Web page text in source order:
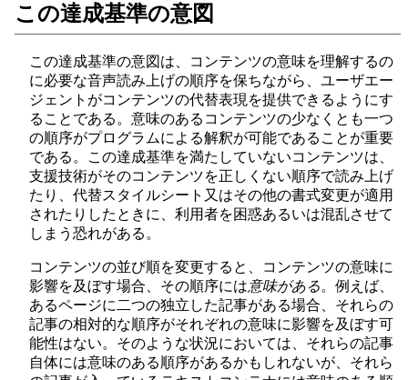
この達成基準の意図
この達成基準の意図は、コンテンツの意味を理解するの
に必要な音声読み上げの順序を保ちながら、ユーザエー
ジェントがコンテンツの代替表現を提供できるようにす
ることである。意味のあるコンテンツの少なくとも一つ
の順序がプログラムによる解釈が可能であることが重要
である。この達成基準を満たしていないコンテンツは、
支援技術がそのコンテンツを正しくない順序で読み上げ
たり、代替スタイルシート又はその他の書式変更が適用
されたりしたときに、利用者を困惑あるいは混乱させて
しまう恐れがある。
コンテンツの並び順を変更すると、コンテンツの意味に
影響を及ぼす場合、その順序には意味がある。例えば、
あるページに二つの独立した記事がある場合、それらの
記事の相対的な順序がそれぞれの意味に影響を及ぼす可
能性はない。そのような状況においては、それらの記事
自体には意味のある順序があるかもしれないが、それら